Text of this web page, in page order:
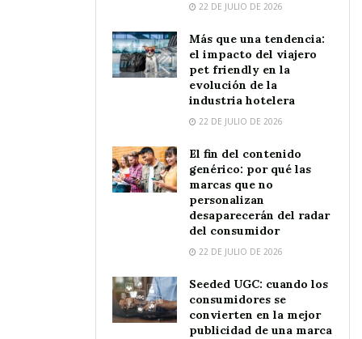
22 DE JULIO DE 2026
Más que una tendencia:
el impacto del viajero
pet friendly en la
evolución de la
industria hotelera
22 DE JULIO DE 2026
El fin del contenido
genérico: por qué las
marcas que no
personalizan
desaparecerán del radar
del consumidor
22 DE JULIO DE 2026
Seeded UGC: cuando los
consumidores se
convierten en la mejor
publicidad de una marca